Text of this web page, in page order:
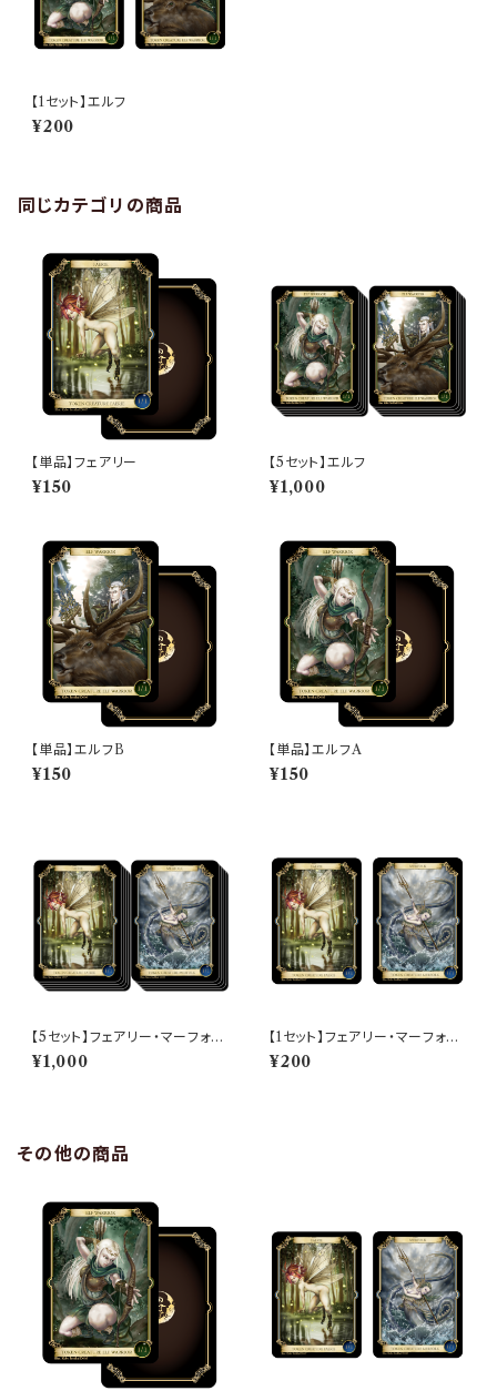
【1セット】エルフ
¥200
同じカテゴリの商品
【単品】フェアリー
¥150
【5セット】エルフ
¥1,000
【単品】エルフB
¥150
【単品】エルフA
¥150
【5セット】フェアリー・マーフォー
ク
¥1,000
【1セット】フェアリー・マーフォー
ク
¥200
その他の商品